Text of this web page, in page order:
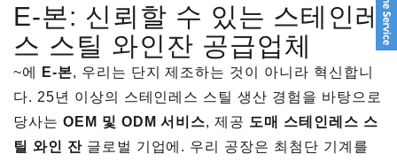
E-본: 신뢰할 수 있는 스테인레
스 스틸 와인잔 공급업체
~에 E-본, 우리는 단지 제조하는 것이 아니라 혁신합니
다. 25년 이상의 스테인레스 스틸 생산 경험을 바탕으로
당사는 OEM 및 ODM 서비스, 제공 도매 스테인레스 스
틸 와인 잔글로벌 기업에. 우리 공장은 최첨단 기계를